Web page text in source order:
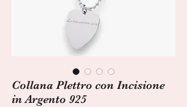
Collana Plettro con Incisione
in Argento 925